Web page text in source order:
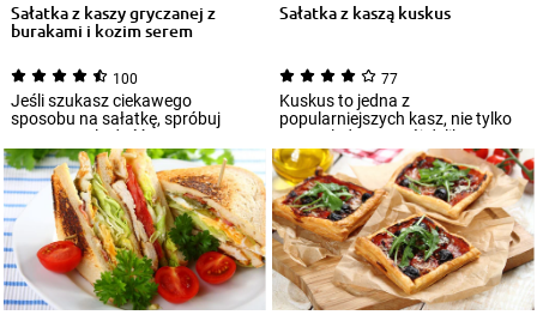
Sałatka z kaszy gryczanej z
burakami i kozim serem
100
Jeśli szukasz ciekawego
sposobu na sałatkę, spróbuj
prostego, ale dość
niecodziennego połączenia...
Sałatka z kaszą kuskus
77
Kuskus to jedna z
popularniejszych kasz, nie tylko
ze względu na swój delikatny
smak, ale również...